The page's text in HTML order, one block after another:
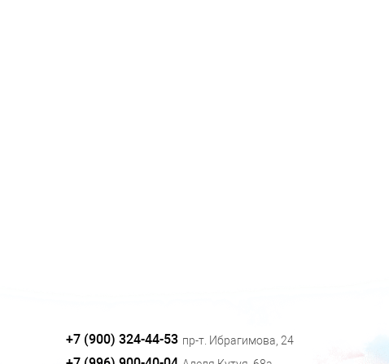
+7 (900) 324-44-53 пр-т. Ибрагимова, 24